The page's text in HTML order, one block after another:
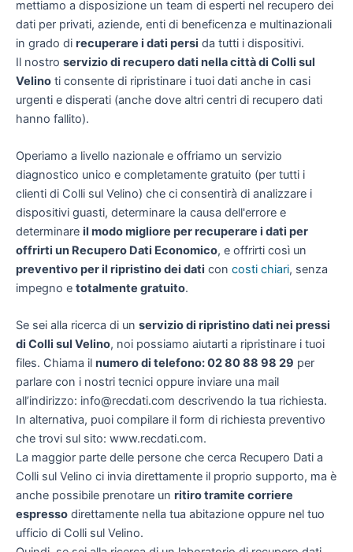
mettiamo a disposizione un team di esperti nel recupero dei
dati per privati, aziende, enti di beneficenza e multinazionali
in grado di recuperare i dati persi da tutti i dispositivi.
Il nostro servizio di recupero dati nella città di Colli sul
Velino ti consente di ripristinare i tuoi dati anche in casi
urgenti e disperati (anche dove altri centri di recupero dati
hanno fallito).
Operiamo a livello nazionale e offriamo un servizio
diagnostico unico e completamente gratuito (per tutti i
clienti di Colli sul Velino) che ci consentirà di analizzare i
dispositivi guasti, determinare la causa dell'errore e
determinare il modo migliore per recuperare i dati per
offrirti un Recupero Dati Economico, e offrirti così un
preventivo per il ripristino dei dati con costi chiari, senza
impegno e totalmente gratuito.
Se sei alla ricerca di un servizio di ripristino dati nei pressi
di Colli sul Velino, noi possiamo aiutarti a ripristinare i tuoi
files. Chiama il numero di telefono: 02 80 88 98 29 per
parlare con i nostri tecnici oppure inviare una mail
all’indirizzo: info@recdati.com descrivendo la tua richiesta.
In alternativa, puoi compilare il form di richiesta preventivo
che trovi sul sito: www.recdati.com.
La maggior parte delle persone che cerca Recupero Dati a
Colli sul Velino ci invia direttamente il proprio supporto, ma è
anche possibile prenotare un ritiro tramite corriere
espresso direttamente nella tua abitazione oppure nel tuo
ufficio di Colli sul Velino.